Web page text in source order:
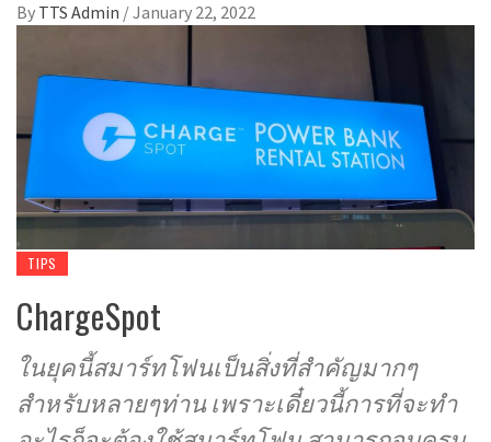
By TTS Admin /January 22, 2022
TIPS
ChargeSpot
ในยุคนี้สมาร์ทโฟนเป็นสิ่งที่สำคัญมากๆ
สำหรับหลายๆท่าน เพราะเดี๋ยวนี้การที่จะทำ